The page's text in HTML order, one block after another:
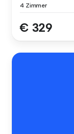
4 Zimmer
€ 329